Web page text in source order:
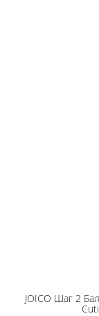
JOICO Шaг 2